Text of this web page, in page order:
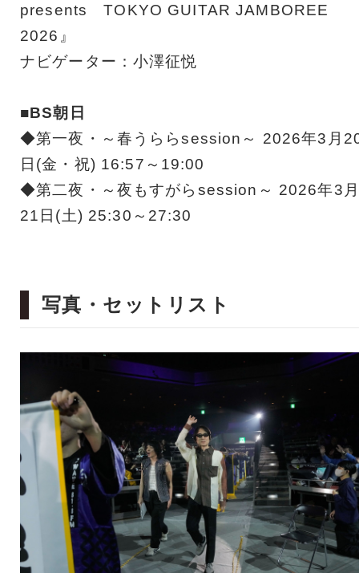
presents TOKYO GUITAR JAMBOREE
2026』
ナビゲーター：小澤征悦
■BS朝日
◆第一夜・～春うららsession～ 2026年3月
日(金・祝) 16:57～19:00
◆第二夜・～夜もすがらsession～ 2026年3月
21日(土) 25:30～27:30
写真・セットリスト